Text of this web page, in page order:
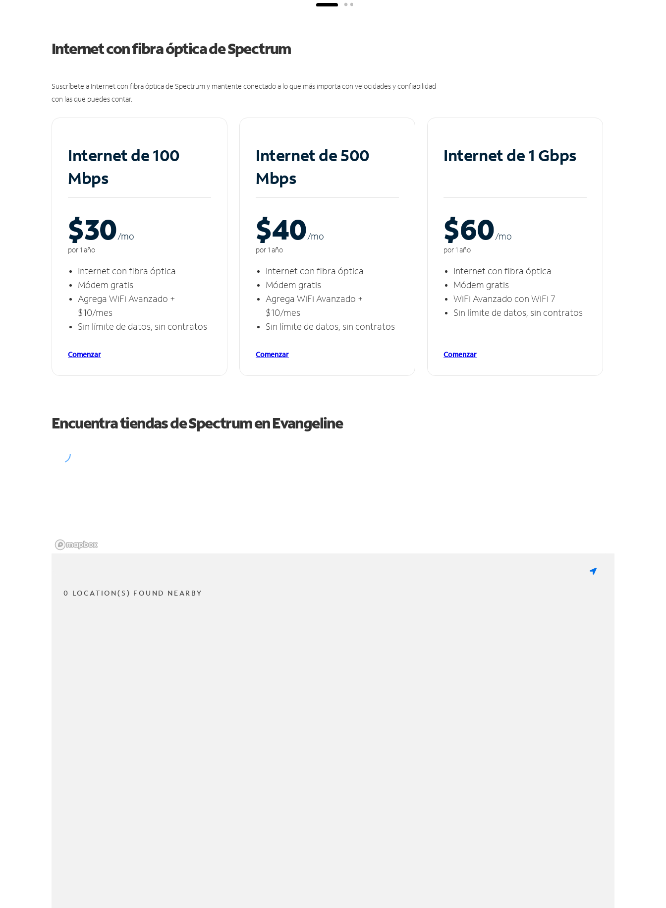
Internet con fibra óptica de Spectrum
Suscríbete a Internet con fibra óptica de Spectrum y mantente conectado a lo que más importa con velocidades y confiabilidad
con las que puedes contar.
Internet de 100
Mbps
$30/mo
por 1 año
Internet con fibra óptica
Módem gratis
Agrega WiFi Avanzado +
$10/mes
Sin límite de datos, sin contratos
Comenzar
Internet de 500
Mbps
$40/mo
por 1 año
Internet con fibra óptica
Módem gratis
Agrega WiFi Avanzado +
$10/mes
Sin límite de datos, sin contratos
Comenzar
Internet de 1 Gbps
$60/mo
por 1 año
Internet con fibra óptica
Módem gratis
WiFi Avanzado con WiFi 7
Sin límite de datos, sin contratos
Comenzar
Encuentra tiendas de Spectrum enEvangeline
0 LOCATION(S) FOUND NEARBY